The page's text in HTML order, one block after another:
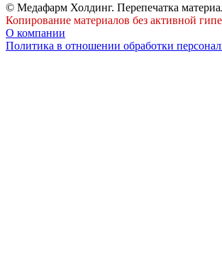
© Медафарм Холдинг. Перепечатка
Копирование материалов без активной
О компании
Политика в отношении обработки